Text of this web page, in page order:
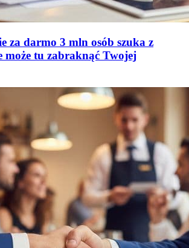
za darmo 3 mln osób szuka z
może tu zabraknąć Twojej